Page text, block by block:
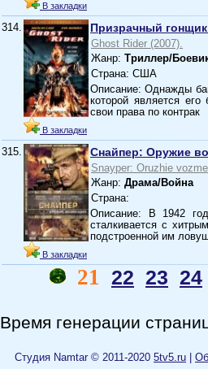
В закладки
314.
В закладки
Призрачный
Ghost Rider (2007).
Жанр: Триллер/
Страна: США
Описание: Однажды
которой является
свои права по контрак
315.
В закладки
Снайпер: Оружие
Snayper: Oruzhie
Жанр: Драма/Война
Страна:
Описание: В 1942
сталкивается с
подстроенной им
21 22 23 24
Время генерации
Cтудия Namtar © 2011-2020 5tv5.ru